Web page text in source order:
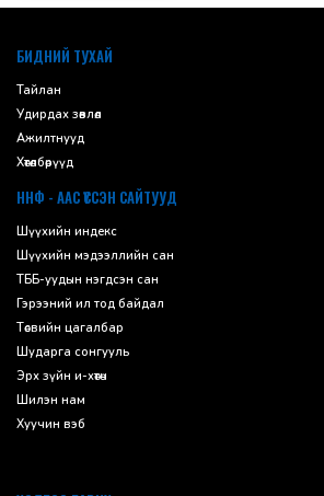
БИДНИЙ ТУХАЙ
Тайлан
Удирдах зөвлөл
Ажилтнууд
Хөтөлбөрүүд
ННФ - ААС ҮҮССЭН САЙТУУД
Шүүхийн индекс
Шүүхийн мэдээллийн сан
ТББ-уудын нэгдсэн сан
Гэрээний ил тод байдал
Төсвийн цагалбар
Шударга сонгууль
Эрх зүйн и-хөтөч
Шилэн нам
Хуучин вэб